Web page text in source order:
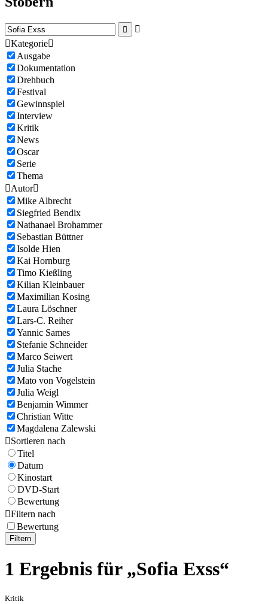


Kategorie
Ausgabe
Dokumentation
Drehbuch
Festival
Gewinnspiel
Interview
Kritik
News
Oscar
Serie
Thema
Autor
Mike Albrecht
Siegfried Bendix
Nathanael Brohammer
Sebastian Büttner
Isolde Hien
Kai Hornburg
Timo Kießling
Kilian Kleinbauer
Maximilian Kosing
Laura Löschner
Lars-C. Reiher
Yannic Sames
Stefanie Schneider
Marco Seiwert
Julia Stache
Mato von Vogelstein
Julia Weigl
Benjamin Wimmer
Christian Witte
Magdalena Zalewski
Sortieren nach
Titel
Datum
Kinostart
DVD-Start
Bewertung
Filtern nach
Bewertung
Filtern
1 Ergebnis für „Sofia Exss“
Kritik